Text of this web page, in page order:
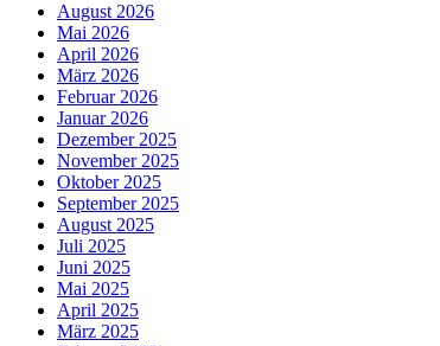
August 2026
Mai 2026
April 2026
März 2026
Februar 2026
Januar 2026
Dezember 2025
November 2025
Oktober 2025
September 2025
August 2025
Juli 2025
Juni 2025
Mai 2025
April 2025
März 2025